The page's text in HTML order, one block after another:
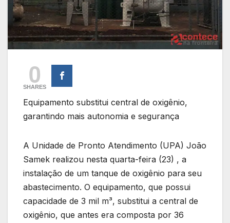
0
SHARES
Equipamento substitui central de oxigênio,
garantindo mais autonomia e segurança
A Unidade de Pronto Atendimento (UPA) João
Samek realizou nesta quarta-feira (23) , a
instalação de um tanque de oxigênio para seu
abastecimento. O equipamento, que possui
capacidade de 3 mil m³, substitui a central de
oxigênio, que antes era composta por 36